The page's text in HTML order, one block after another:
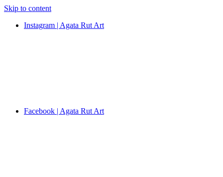
Skip to content
Instagram | Agata Rut Art
Facebook | Agata Rut Art